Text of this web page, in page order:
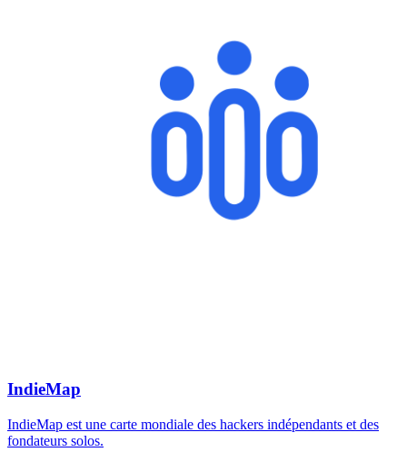
IndieMap
IndieMap est une carte mondiale des hackers indépendants et des
fondateurs solos.